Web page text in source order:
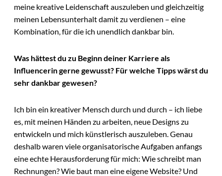
meine kreative Leidenschaft auszuleben und gleichzeitig
meinen Lebensunterhalt damit zu verdienen – eine
Kombination, für die ich unendlich dankbar bin.
Was hättest du zu Beginn deiner Karriere als
Influencerin gerne gewusst? Für welche Tipps wärst du
sehr dankbar gewesen?
Ich bin ein kreativer Mensch durch und durch – ich liebe
es, mit meinen Händen zu arbeiten, neue Designs zu
entwickeln und mich künstlerisch auszuleben. Genau
deshalb waren viele organisatorische Aufgaben anfangs
eine echte Herausforderung für mich: Wie schreibt man
Rechnungen? Wie baut man eine eigene Website? Und